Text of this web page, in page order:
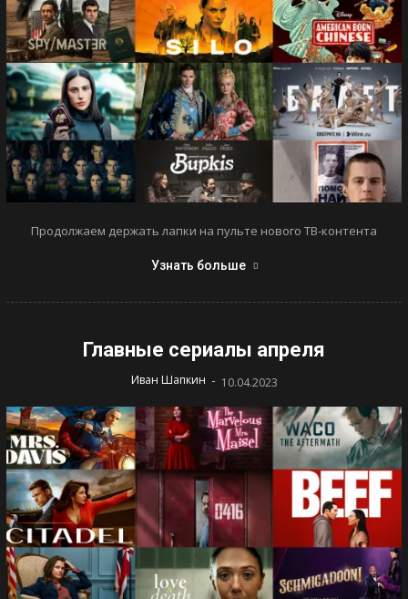
Продолжаем держать лапки на пульте нового ТВ-контента
Узнать больше
Главные сериалы апреля
Иван Шапкин - 10.04.2023